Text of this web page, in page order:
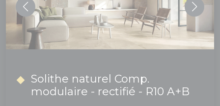
Solithe naturel Comp.
modulaire - rectifié - R10 A+B